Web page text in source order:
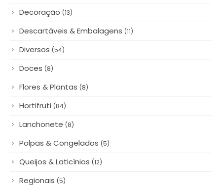
Decoração (13)
Descartáveis & Embalagens (11)
Diversos (54)
Doces (8)
Flores & Plantas (8)
Hortifruti (84)
Lanchonete (8)
Polpas & Congelados (5)
Queijos & Laticínios (12)
Regionais (5)